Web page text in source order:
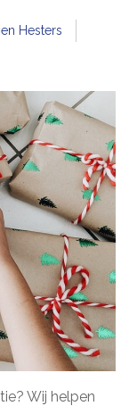
Hesters
Wij helpen